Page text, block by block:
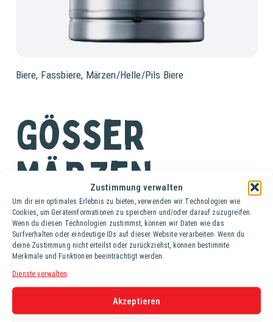
Zustimmung verwalten
Um dir ein optimales Erlebnis zu bieten, verwenden wir Technologien wie
Cookies, um Geräteinformationen zu speichern und/oder darauf zuzugreifen.
Wenn du diesen Technologien zustimmst, können wir Daten wie das
Surfverhalten oder eindeutige IDs auf dieser Website verarbeiten. Wenn du
deine Zustimmung nicht erteilst oder zurückziehst, können bestimmte
Merkmale und Funktionen beeinträchtigt werden.
Dienste verwalten
Akzeptieren
Biere, Fassbiere, Märzen/Helle/Pils Biere
Gösser
Märzen
Fass (50 lt.)
Gösser Märzen ist ein untergäriges, helles Vollbier mit
strohgelber Farbe und einem angenehm hopfigen Duft. Es
und leichte Hopfennote ergänzen.